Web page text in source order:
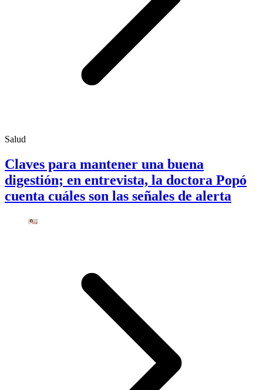
Salud
Claves para mantener una buena
digestión; en entrevista, la doctora Popó
cuenta cuáles son las señales de alerta